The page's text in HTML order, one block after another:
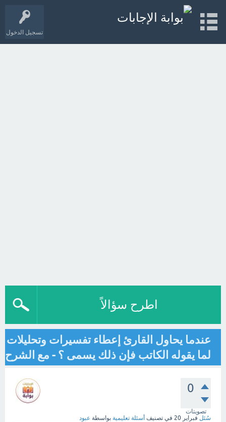
تسجيل الدخول
اطرح سؤالاً
عندما يحاول القارئ إعطاء تفسيرات وتحليلات
لما يقوله الكاتب فإن ذلك يسمى ؟ - مع الشرح
0
تصويتات
سُئل فبراير 20 في تصنيف أسئلة تعليمية بواسطة عبود